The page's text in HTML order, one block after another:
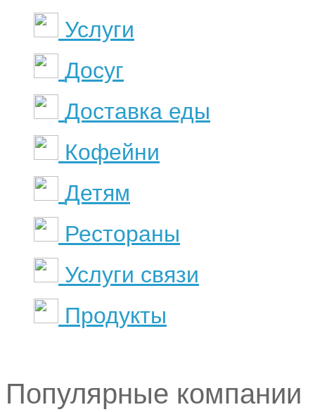
Услуги
Досуг
Доставка еды
Кофейни
Детям
Рестораны
Услуги связи
Продукты
Популярные компании